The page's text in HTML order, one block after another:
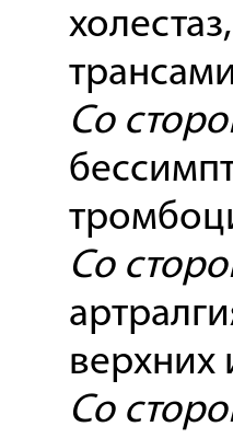
Со
Со
верхних
Со